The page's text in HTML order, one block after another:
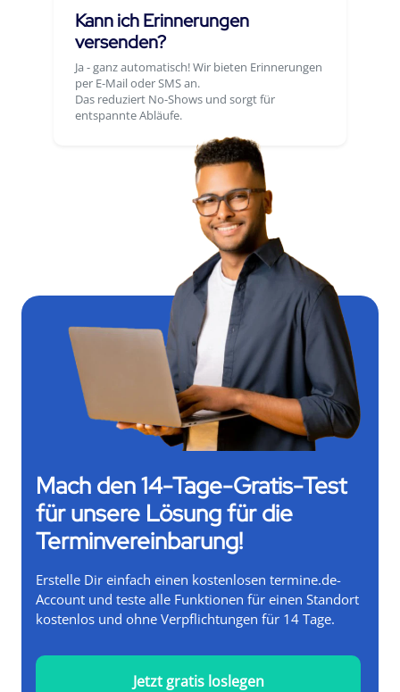
Kann ich Erinnerungen
versenden?
Ja - ganz automatisch! Wir bieten Erinnerungen
per E-Mail oder SMS an.
Das reduziert No-Shows und sorgt für
entspannte Abläufe.
Mach den 14-Tage-Gratis-Test
für unsere Lösung für die
Terminvereinbarung!
Erstelle Dir einfach einen kostenlosen termine.de-
Account und teste alle Funktionen für einen Standort
kostenlos und ohne Verpflichtungen für 14 Tage.
Jetzt gratis loslegen